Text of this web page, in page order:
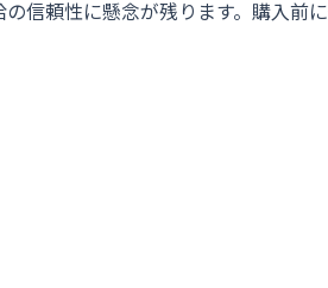
頼性に懸念が残ります。購入前